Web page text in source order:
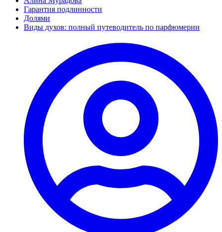
Гарантия подлинности
Долями
Виды духов: полный путеводитель по парфюмерии